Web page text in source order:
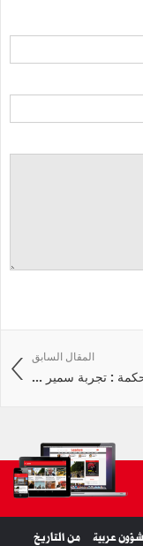
المقال السابق
: تجربة سمير ...
شؤون عربية من التاريخ